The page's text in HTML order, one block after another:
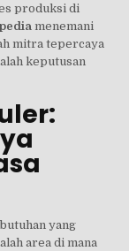
produksi di
menemani
mitra tepercaya
keputusan
yang
area di mana